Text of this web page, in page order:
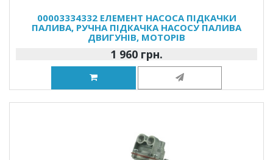
00003334332 ЕЛЕМЕНТ НАСОСА ПІДКАЧКИ
ПАЛИВА, РУЧНА ПІДКАЧКА НАСОСУ ПАЛИВА
ДВИГУНІВ, МОТОРІВ
1 960 грн.